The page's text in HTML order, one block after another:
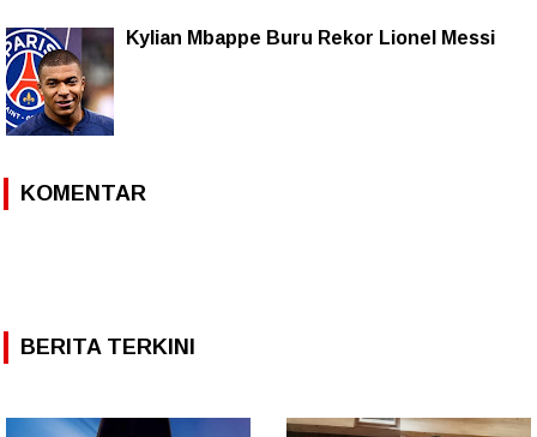
Kylian Mbappe Buru Rekor Lionel Messi
KOMENTAR
BERITA TERKINI